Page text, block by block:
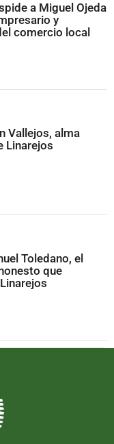
a Miguel Ojeda
y
comercio local
Vallejos, alma
Linarejos
Toledano, el
que